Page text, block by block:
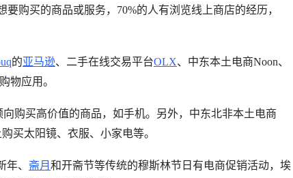
购买的商品或服务，70%的人有浏览线上商店的经历，
的亚马逊、二手在线交易平台OLX、中东本土电商Noon、
物应用。
向购买高价值的商品，如手机。另外，中东北非本土电商
买太阳镜、衣服、小家电等。
、 斋月 和开斋节等传统的穆斯林节日有电商促销活动，埃